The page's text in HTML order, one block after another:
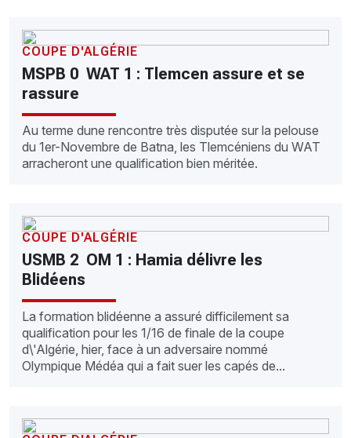
COUPE D'ALGÉRIE
MSPB 0  WAT 1 : Tlemcen assure et se
rassure
Au terme dune rencontre très disputée sur la pelouse
du 1er-Novembre de Batna, les Tlemcéniens du WAT
arracheront une qualification bien méritée.
COUPE D'ALGÉRIE
USMB 2  OM 1 : Hamia délivre les
Blidéens
La formation blidéenne a assuré difficilement sa
qualification pour les 1/16 de finale de la coupe
d\'Algérie, hier, face à un adversaire nommé
Olympique Médéa qui a fait suer les capés de...